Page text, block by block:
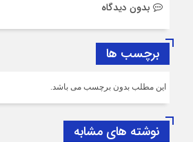
بدون دیدگاه
برچسب ها
این مطلب بدون برچسب می باشد.
نوشته های مشابه